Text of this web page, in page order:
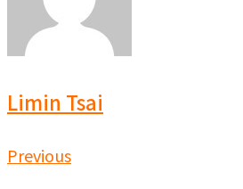
Limin Tsai
文
Previous
Previous